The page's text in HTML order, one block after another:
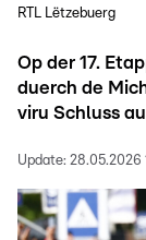
RTL Lëtzebuerg
Op der 17.
duerch de
viru Schluss
Update: 28.05.2026